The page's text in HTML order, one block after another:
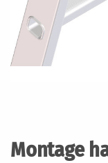
Montage
begin